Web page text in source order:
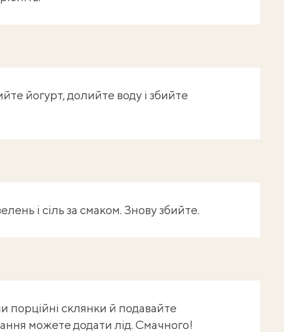
йогурт, долийте воду і збийте
і сіль за смаком. Знову збийте.
порційні склянки й подавайте
можете додати лід. Смачного!